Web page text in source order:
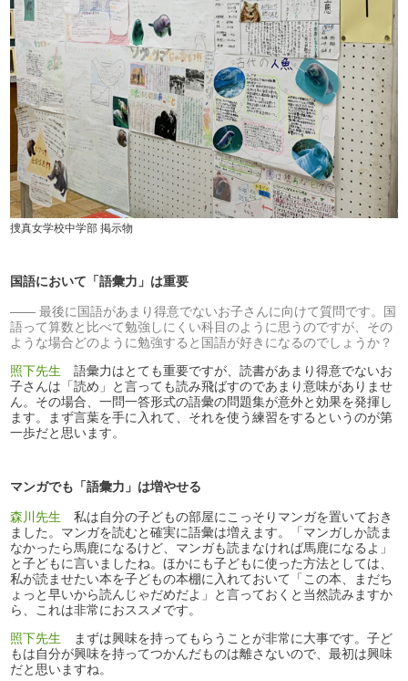
捜真女学校中学部 掲示物
国語において「語彙力」は重要
最後に国語があまり得意でないお子さんに向けて質問です。国
語って算数と比べて勉強しにくい科目のように思うのですが、その
ような場合どのように勉強すると国語が好きになるのでしょうか？
照下先生 語彙力はとても重要ですが、読書があまり得意でないお
子さんは「読め」と言っても読み飛ばすのであまり意味がありませ
ん。その場合、一問一答形式の語彙の問題集が意外と効果を発揮し
ます。まず言葉を手に入れて、それを使う練習をするというのが第
一歩だと思います。
マンガでも「語彙力」は増やせる
森川先生 私は自分の子どもの部屋にこっそりマンガを置いておき
ました。マンガを読むと確実に語彙は増えます。「マンガしか読ま
なかったら馬鹿になるけど、マンガも読まなければ馬鹿になるよ」
と子どもに言いましたね。ほかにも子どもに使った方法としては、
私が読ませたい本を子どもの本棚に入れておいて「この本、まだち
ょっと早いから読んじゃだめだよ」と言っておくと当然読みますか
ら、これは非常におススメです。
照下先生 まずは興味を持ってもらうことが非常に大事です。子ど
もは自分が興味を持ってつかんだものは離さないので、最初は興味
だと思いますね。